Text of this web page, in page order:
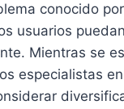
conocido
usuarios
Mientras se
especialistas